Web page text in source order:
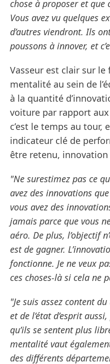
chose à proposer et que
Vous avez vu quelques
d’autres viendront. Ils
poussons à innover, et
Vasseur est clair sur le
mentalité au sein de
à la quantité
voiture par rapport
c’est le temps au tour,
indicateur clé de
être retenu,
"Ne surestimez pas ce
avez des innovations
vous avez des
jamais parce que vous
aéro. De plus, l’objectif
est de gagner.
fonctionne. Je ne veux
ces choses-là si cela ne
"Je suis assez content
et de l’état d’esprit
qu’ils se sentent plus
mentalité vaut
des différents